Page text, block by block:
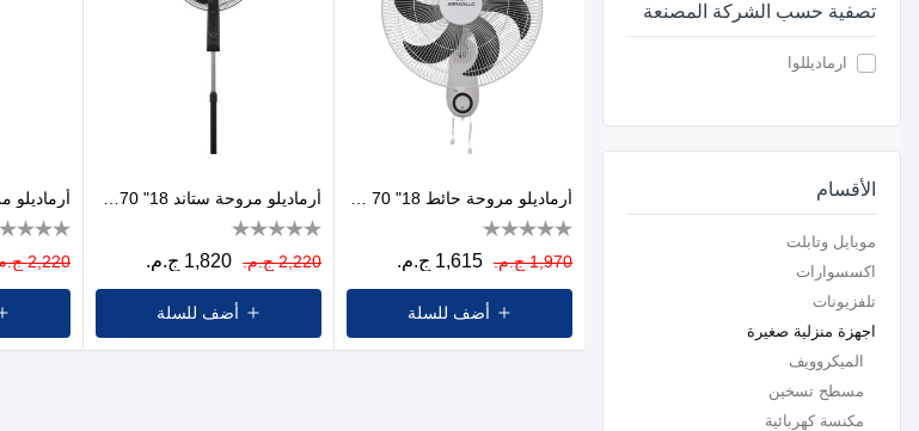
تصفية حسب الشركة المصنعة
ارماديللوا
الأقسام
موبايل وتابلت
اكسسوارات
تلفزيونات
اجهزة منزلية صغيرة
الميكروويف
مسطح تسخين
مكنسة كهربائية
1,970 ج.م. 1,615 ج.م.
أضف للسلة
أرماديلو مروحة ستاند 18" 70وات أسود
2,220 ج.م. 1,820 ج.م.
أضف للسلة
2,220 ج.م.